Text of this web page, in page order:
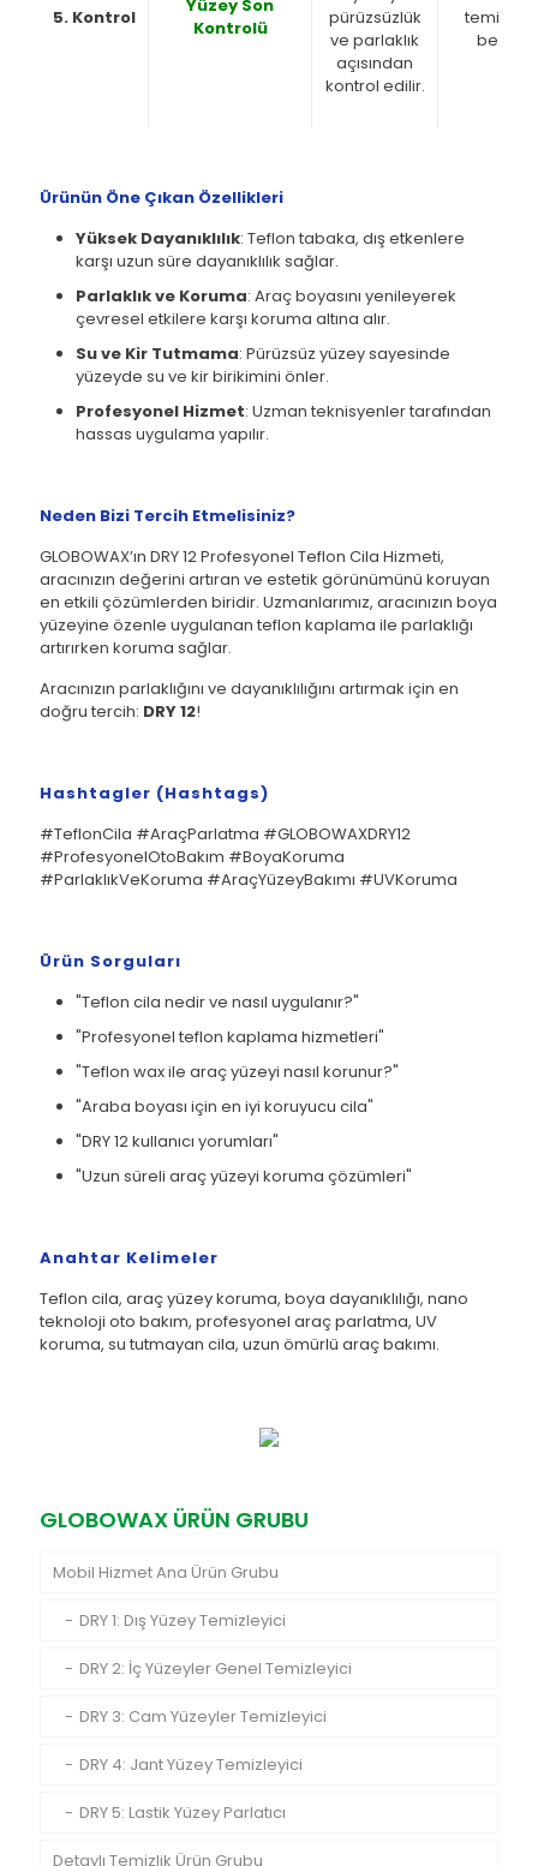
5. Kontrol
Yüzey Son
Kontrolü
pürüzsüzlük
ve parlaklık
açısından
kontrol edilir.
temizlik
bezi
Ürünün Öne Çıkan Özellikleri
Yüksek Dayanıklılık: Teflon tabaka, dış etkenlere
karşı uzun süre dayanıklılık sağlar.
Parlaklık ve Koruma: Araç boyasını yenileyerek
çevresel etkilere karşı koruma altına alır.
Su ve Kir Tutmama: Pürüzsüz yüzey sayesinde
yüzeyde su ve kir birikimini önler.
Profesyonel Hizmet: Uzman teknisyenler tarafından
hassas uygulama yapılır.
Neden Bizi Tercih Etmelisiniz?
GLOBOWAX’ın DRY 12 Profesyonel Teflon Cila Hizmeti,
aracınızın değerini artıran ve estetik görünümünü koruyan
en etkili çözümlerden biridir. Uzmanlarımız, aracınızın boya
yüzeyine özenle uygulanan teflon kaplama ile parlaklığı
artırırken koruma sağlar.
Aracınızın parlaklığını ve dayanıklılığını artırmak için en
doğru tercih: DRY 12!
Hashtagler (Hashtags)
#TeflonCila #AraçParlatma #GLOBOWAXDRY12
#ProfesyonelOtoBakım #BoyaKoruma
#ParlaklıkVeKoruma #AraçYüzeyBakımı #UVKoruma
Ürün Sorguları
"Teflon cila nedir ve nasıl uygulanır?"
"Profesyonel teflon kaplama hizmetleri"
"Teflon wax ile araç yüzeyi nasıl korunur?"
"Araba boyası için en iyi koruyucu cila"
"DRY 12 kullanıcı yorumları"
"Uzun süreli araç yüzeyi koruma çözümleri"
Anahtar Kelimeler
Teflon cila, araç yüzey koruma, boya dayanıklılığı, nano
teknoloji oto bakım, profesyonel araç parlatma, UV
koruma, su tutmayan cila, uzun ömürlü araç bakımı.
GLOBOWAX ÜRÜN GRUBU
Mobil Hizmet Ana Ürün Grubu
DRY 1: Dış Yüzey Temizleyici
DRY 2: İç Yüzeyler Genel Temizleyici
DRY 3: Cam Yüzeyler Temizleyici
DRY 4: Jant Yüzey Temizleyici
DRY 5: Lastik Yüzey Parlatıcı
Detaylı Temizlik Ürün Grubu